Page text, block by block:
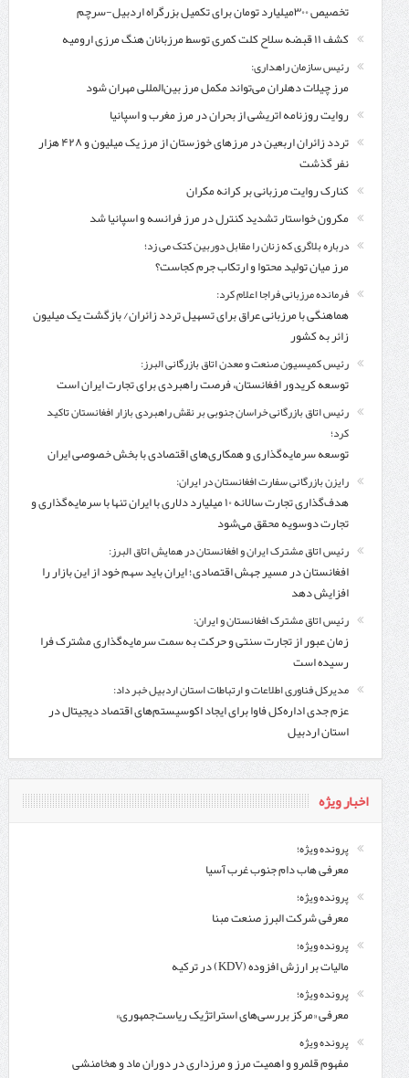
تخصیص ۳۰۰میلیارد تومان برای تکمیل بزرگراه اردبیل-سرچم
کشف ۱۱ قبضه سلاح کلت کمری توسط مرزبانان هنگ مرزی ارومیه
رئیس سازمان راهداری:
مرز چیلات دهلران می‌تواند مکمل مرز بین‌المللی مهران شود
روایت روزنامه اتریشی از بحران در مرز مغرب و اسپانیا
تردد زائران اربعین در مرزهای خوزستان از مرز یک میلیون و ۴۲۸ هزار
نفر گذشت
کنارک روایت مرزبانی بر کرانه مکران
مکرون خواستار تشدید کنترل‌ در مرز فرانسه و اسپانیا شد
درباره بلاگری که زنان را مقابل دوربین کتک می زد؛
مرز میان تولید محتوا و ارتکاب جرم کجاست؟
فرمانده مرزبانی فراجا اعلام کرد:
هماهنگی با مرزبانی عراق برای تسهیل تردد زائران/ بازگشت یک میلیون
زائر به کشور
رئیس کمیسیون صنعت و معدن اتاق بازرگانی البرز:
توسعه کریدور افغانستان، فرصت راهبردی برای تجارت ایران است
رئیس اتاق بازرگانی خراسان جنوبی بر نقش راهبردی بازار افغانستان تاکید
کرد؛
توسعه سرمایه‌گذاری و همکاری‌های اقتصادی با بخش خصوصی ایران
رایزن بازرگانی سفارت افغانستان در ایران:
هدف‌گذاری تجارت سالانه ۱۰ میلیارد دلاری با ایران تنها با سرمایه‌گذاری و
تجارت دوسویه محقق می‌شود
رئیس اتاق مشترک ایران و افغانستان در همایش اتاق البرز:
افغانستان در مسیر جهش اقتصادی؛ ایران باید سهم خود از این بازار را
افزایش دهد
رئیس اتاق مشترک افغانستان و ایران:
زمان عبور از تجارت سنتی و حرکت به سمت سرمایه‌گذاری مشترک فرا
رسیده است
مدیرکل فناوری اطلاعات و ارتباطات استان اردبیل خبر داد:
عزم جدی اداره‌کل فاوا برای ایجاد اکوسیستم‌های اقتصاد دیجیتال در
استان اردبیل
اخبار ویژه
پرونده ویژه؛
معرفی هاب دام جنوب غرب آسیا
پرونده ویژه؛
معرفی شركت البرز صنعت مبنا
پرونده ویژه؛
مالیات بر ارزش افزوده (KDV) در ترکیه
پرونده ویژه؛
معرفی «مرکز بررسی‌های استراتژیک ریاست‌جمهوری»
پرونده ویژه
مفهوم قلمرو و اهمیت مرز و مرزداری در دوران ماد و هخامنشی